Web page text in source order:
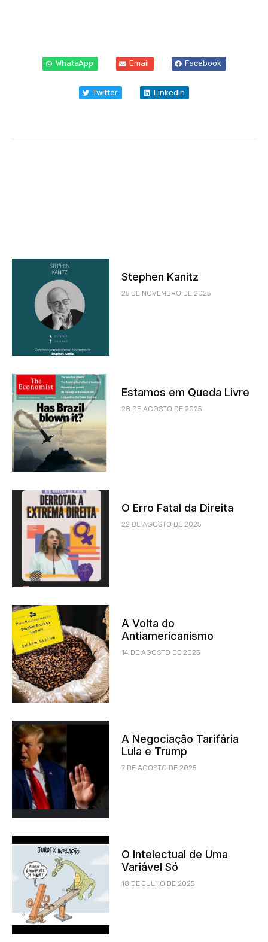
WhatsApp Email Facebook
Twitter LinkedIn
Stephen Kanitz
25 DE NOVEMBRO DE 2025
Estamos em Queda Livre
28 DE AGOSTO DE 2025
O Erro Fatal da Direita
22 DE AGOSTO DE 2025
A Volta do
Antiamericanismo
14 DE AGOSTO DE 2025
A Negociação Tarifária
Lula e Trump
7 DE AGOSTO DE 2025
O Intelectual de Uma
Variável Só
18 DE JULHO DE 2025